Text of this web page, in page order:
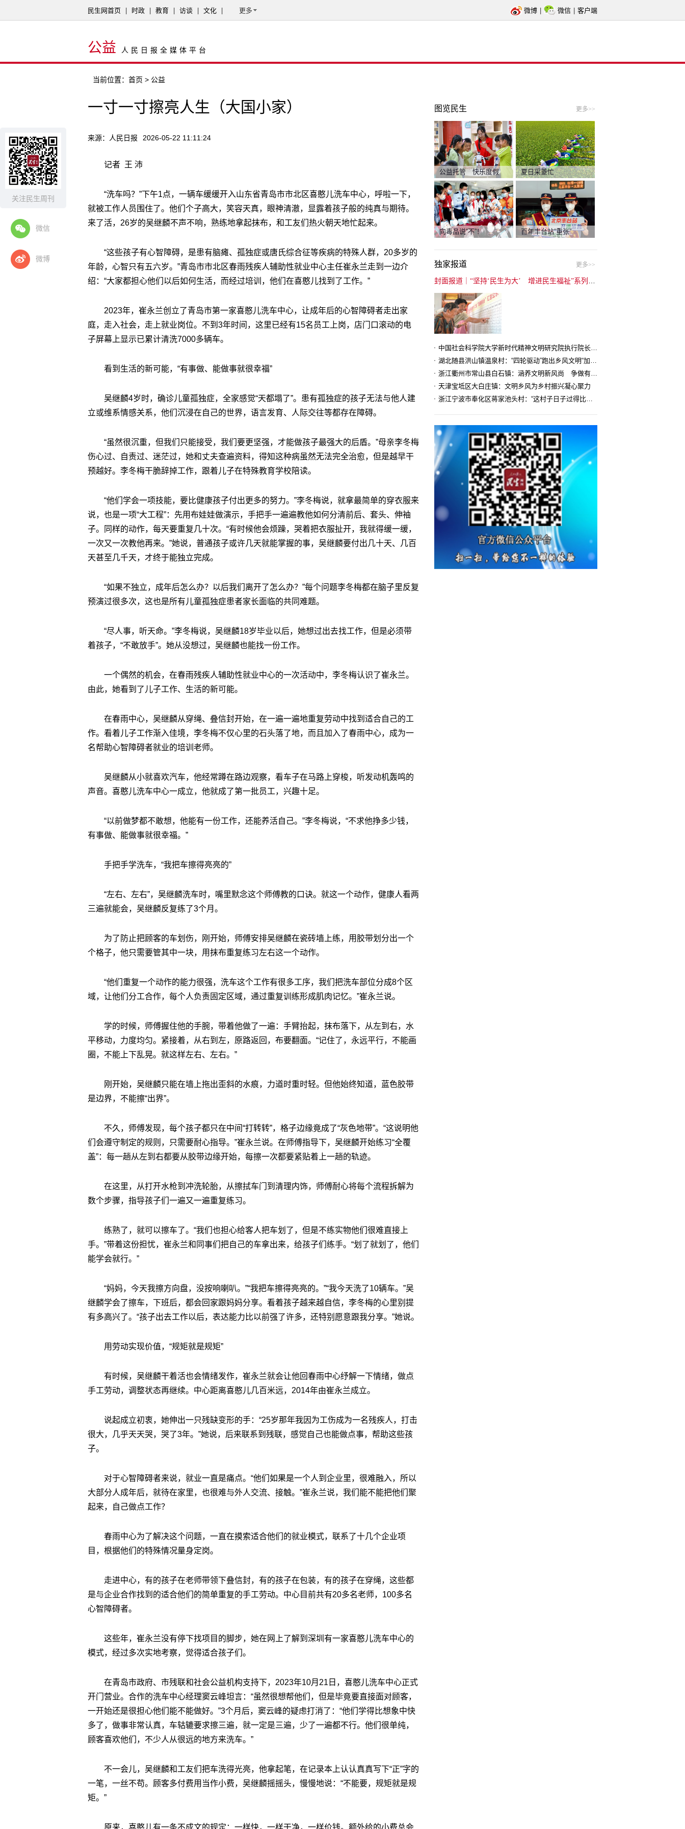
关注民生周刊
微信
微博
民生网首页 时政 教育 访谈 文化 更多 微博 微信 客户端
公益 人民日报全媒体平台
当前位置： 首页 > 公益
一寸一寸擦亮人生（大国小家）
来源：人民日报 2026-05-22 11:11:24
记者 王 沛
“洗车吗？”下午1点，一辆车缓缓开入山东省青岛市市北区喜憨儿洗车中心，呼啦一下，
就被工作人员围住了。他们个子高大，笑容天真，眼神清澈，显露着孩子般的纯真与期待。
来了活，26岁的吴继麟不声不响，熟练地拿起抹布，和工友们热火朝天地忙起来。
“这些孩子有心智障碍，是患有脑瘫、孤独症或唐氏综合征等疾病的特殊人群，20多岁的
年龄，心智只有五六岁。”青岛市市北区春雨残疾人辅助性就业中心主任崔永兰走到一边介
绍：“大家都担心他们以后如何生活，而经过培训，他们在喜憨儿找到了工作。”
2023年，崔永兰创立了青岛市第一家喜憨儿洗车中心，让成年后的心智障碍者走出家
庭，走入社会，走上就业岗位。不到3年时间，这里已经有15名员工上岗，店门口滚动的电
子屏幕上显示已累计清洗7000多辆车。
看到生活的新可能，“有事做、能做事就很幸福”
吴继麟4岁时，确诊儿童孤独症，全家感觉“天都塌了”。患有孤独症的孩子无法与他人建
立或维系情感关系，他们沉浸在自己的世界，语言发育、人际交往等都存在障碍。
“虽然很沉重，但我们只能接受，我们要更坚强，才能做孩子最强大的后盾。”母亲李冬梅
伤心过、自责过、迷茫过，她和丈夫查遍资料，得知这种病虽然无法完全治愈，但是越早干
预越好。李冬梅干脆辞掉工作，跟着儿子在特殊教育学校陪读。
“他们学会一项技能，要比健康孩子付出更多的努力。”李冬梅说，就拿最简单的穿衣服来
说，也是一项“大工程”：先用布娃娃做演示，手把手一遍遍教他如何分清前后、套头、伸袖
子。同样的动作，每天要重复几十次。“有时候他会烦躁，哭着把衣服扯开，我就得缓一缓，
一次又一次教他再来。”她说，普通孩子或许几天就能掌握的事，吴继麟要付出几十天、几百
天甚至几千天，才终于能独立完成。
“如果不独立，成年后怎么办？以后我们离开了怎么办？”每个问题李冬梅都在脑子里反复
预演过很多次，这也是所有儿童孤独症患者家长面临的共同难题。
“尽人事，听天命。”李冬梅说，吴继麟18岁毕业以后，她想过出去找工作，但是必须带
着孩子，“不敢放手”。她从没想过，吴继麟也能找一份工作。
一个偶然的机会，在春雨残疾人辅助性就业中心的一次活动中，李冬梅认识了崔永兰。
由此，她看到了儿子工作、生活的新可能。
在春雨中心，吴继麟从穿绳、叠信封开始，在一遍一遍地重复劳动中找到适合自己的工
作。看着儿子工作渐入佳境，李冬梅不仅心里的石头落了地，而且加入了春雨中心，成为一
名帮助心智障碍者就业的培训老师。
吴继麟从小就喜欢汽车，他经常蹲在路边观察，看车子在马路上穿梭，听发动机轰鸣的
声音。喜憨儿洗车中心一成立，他就成了第一批员工，兴趣十足。
“以前做梦都不敢想，他能有一份工作，还能养活自己。”李冬梅说，“不求他挣多少钱，
有事做、能做事就很幸福。”
手把手学洗车，“我把车擦得亮亮的”
“左右、左右”，吴继麟洗车时，嘴里默念这个师傅教的口诀。就这一个动作，健康人看两
三遍就能会，吴继麟反复练了3个月。
为了防止把顾客的车划伤，刚开始，师傅安排吴继麟在瓷砖墙上练，用胶带划分出一个
个格子，他只需要管其中一块，用抹布重复练习左右这一个动作。
“他们重复一个动作的能力很强，洗车这个工作有很多工序，我们把洗车部位分成8个区
域，让他们分工合作，每个人负责固定区域，通过重复训练形成肌肉记忆。”崔永兰说。
学的时候，师傅握住他的手腕，带着他做了一遍：手臂抬起，抹布落下，从左到右，水
平移动，力度均匀。紧接着，从右到左，原路返回，布要翻面。“记住了，永远平行，不能画
圈，不能上下乱晃。就这样左右、左右。”
刚开始，吴继麟只能在墙上拖出歪斜的水痕，力道时重时轻。但他始终知道，蓝色胶带
是边界，不能擦“出界”。
不久，师傅发现，每个孩子都只在中间“打转转”，格子边缘竟成了“灰色地带”。“这说明他
们会遵守制定的规则，只需要耐心指导。”崔永兰说。在师傅指导下，吴继麟开始练习“全覆
盖”：每一趟从左到右都要从胶带边缘开始，每擦一次都要紧贴着上一趟的轨迹。
在这里，从打开水枪到冲洗轮胎，从擦拭车门到清理内饰，师傅耐心将每个流程拆解为
数个步骤，指导孩子们一遍又一遍重复练习。
练熟了，就可以擦车了。“我们也担心给客人把车划了，但是不练实物他们很难直接上
手。”带着这份担忧，崔永兰和同事们把自己的车拿出来，给孩子们练手。“划了就划了，他们
能学会就行。”
“妈妈，今天我擦方向盘，没按响喇叭。”“我把车擦得亮亮的。”“我今天洗了10辆车。”吴
继麟学会了擦车，下班后，都会回家跟妈妈分享。看着孩子越来越自信，李冬梅的心里别提
有多高兴了。“孩子出去工作以后，表达能力比以前强了许多，还特别愿意跟我分享。”她说。
用劳动实现价值，“规矩就是规矩”
有时候，吴继麟干着活也会情绪发作，崔永兰就会让他回春雨中心纾解一下情绪，做点
手工劳动，调整状态再继续。中心距离喜憨儿几百米远，2014年由崔永兰成立。
说起成立初衷，她伸出一只残缺变形的手：“25岁那年我因为工伤成为一名残疾人，打击
很大，几乎天天哭，哭了3年。”她说，后来联系到残联，感觉自己也能做点事，帮助这些孩
子。
对于心智障碍者来说，就业一直是痛点。“他们如果是一个人到企业里，很难融入，所以
大部分人成年后，就待在家里，也很难与外人交流、接触。”崔永兰说，我们能不能把他们聚
起来，自己做点工作？
春雨中心为了解决这个问题，一直在摸索适合他们的就业模式，联系了十几个企业项
目，根据他们的特殊情况量身定岗。
走进中心，有的孩子在老师带领下叠信封，有的孩子在包装，有的孩子在穿绳，这些都
是与企业合作找到的适合他们的简单重复的手工劳动。中心目前共有20多名老师，100多名
心智障碍者。
这些年，崔永兰没有停下找项目的脚步，她在网上了解到深圳有一家喜憨儿洗车中心的
模式，经过多次实地考察，觉得适合孩子们。
在青岛市政府、市残联和社会公益机构支持下，2023年10月21日，喜憨儿洗车中心正式
开门营业。合作的洗车中心经理窦云峰坦言：“虽然很想帮他们，但是毕竟要直接面对顾客，
一开始还是很担心他们能不能做好。”3个月后，窦云峰的疑虑打消了：“他们学得比想象中快
多了，做事非常认真，车轱辘要求擦三遍，就一定是三遍，少了一遍都不行。他们很单纯，
顾客喜欢他们，不少人从很远的地方来洗车。”
不一会儿，吴继麟和工友们把车洗得光亮，他拿起笔，在记录本上认认真真写下“正”字的
一笔，一丝不苟。顾客多付费用当作小费，吴继麟摇摇头，慢慢地说：“不能要，规矩就是规
矩。”
原来，喜憨儿有一条不成文的规定：一样快，一样干净，一样价钱。额外给的小费总会
图览民生 更多>>
公益托管 快乐度假 夏日采菱忙
向毒品说“不”！ 百年丰台站“重张”
独家报道 更多>>
中国社会科学院大学新时代精神文明研究院执行院长王维国：文明村镇创建为乡村注入持久发展动力
湖北随县洪山镇温泉村：“四轮驱动”跑出乡风文明“加速度”
浙江衢州市常山县白石镇：涵养文明新风尚 争做有礼白石人
天津宝坻区大白庄镇：文明乡风为乡村振兴凝心聚力
浙江宁波市奉化区蒋家池头村：“这村子日子过得比城里还舒心”